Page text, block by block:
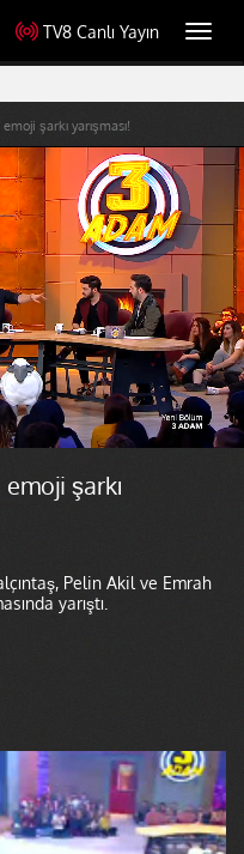
TV8 Canlı Yayın
şarkı yarışması!
şarkı
Pelin Akil ve Emrah
yarıştı.